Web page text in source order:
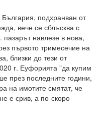
подхранван от
вече се сблъсква с
пазарът навлезе в нова,
първото тримесечие на
близки до тези от
г. Еуфорията "да купим
през последните години,
на имотите смятат, че
е срив, а по-скоро